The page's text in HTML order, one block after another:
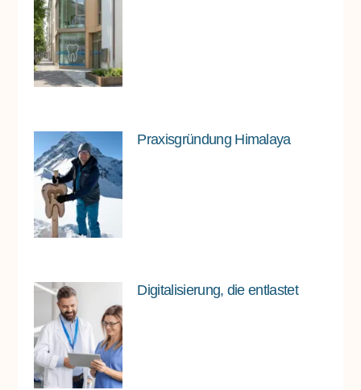
Praxisgründung Himalaya
Digitalisierung, die entlastet